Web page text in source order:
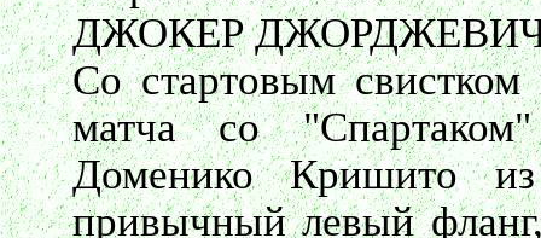
ДЖОКЕР
Со стартовым
матча со
Доменико Кришито
привычный левый